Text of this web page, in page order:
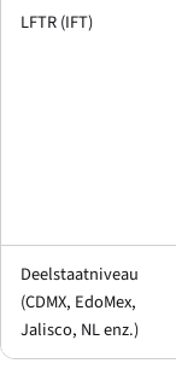
LFTR (IFT)
Deelstaatniveau
(CDMX, EdoMex,
Jalisco, NL enz.)